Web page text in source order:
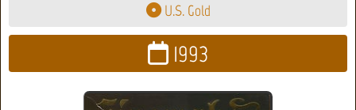
U.S. Gold
1993